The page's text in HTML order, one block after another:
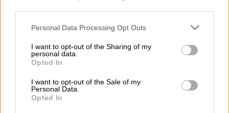
Please note that this website/app uses one or more Google
not limited to your visit or usage behaviour. You may click to
grant or deny consent to Google and its third-party tags to
use your data for below specified purposes in below Google
consent section.
Personal Data Processing Opt Outs
I want to opt-out of the Sharing of my
personal data.
Opted In
I want to opt-out of the Sale of my
Personal Data.
Opted In
ΙΩΑΝΝΟΥ ΚΑΛΛΕΡΓΗ», στην Ομβριακή
Φθιώτιδας και η Μονάδα που εδρεύει εκεί
θα μετασταθμεύσει στο Στρατόπεδο
Αυλάκι Στυλίδος, Φθιώτιδας.
· Καταργείται το Στρατόπεδο «ΤΧΗ